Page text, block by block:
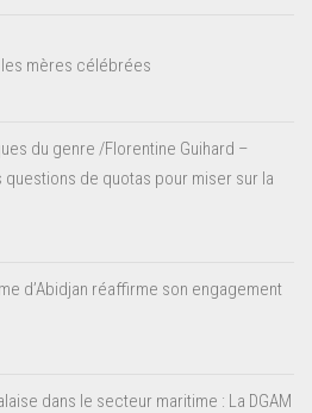
les mères célébrées
du genre /Florentine Guihard –
questions de quotas pour miser sur la
d’Abidjan réaffirme son engagement
dans le secteur maritime : La DGAM